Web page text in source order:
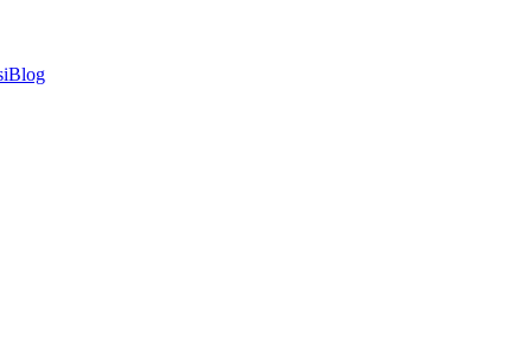
Blog